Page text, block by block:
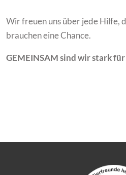
Wir freuen uns über jede Hilfe,
brauchen eine Chance.
GEMEINSAM sind wir stark